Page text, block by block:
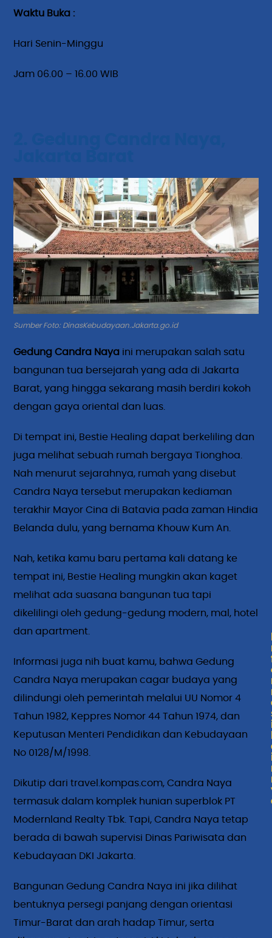
Waktu Buka :
Hari Senin-Minggu
Jam 06.00 – 16.00 WIB
Sumber Foto: DinasKebudayaan.Jakarta.go.id
Gedung Candra Naya ini merupakan salah satu
bangunan tua bersejarah yang ada di Jakarta
Barat, yang hingga sekarang masih berdiri kokoh
dengan gaya oriental dan luas.
Di tempat ini, Bestie Healing dapat berkeliling dan
juga melihat sebuah rumah bergaya Tionghoa.
Nah menurut sejarahnya, rumah yang disebut
Candra Naya tersebut merupakan kediaman
terakhir Mayor Cina di Batavia pada zaman Hindia
Belanda dulu, yang bernama Khouw Kum An.
Nah, ketika kamu baru pertama kali datang ke
tempat ini, Bestie Healing mungkin akan kaget
melihat ada suasana bangunan tua tapi
dikelilingi oleh gedung-gedung modern, mal, hotel
dan apartment.
Informasi juga nih buat kamu, bahwa Gedung
Candra Naya merupakan cagar budaya yang
dilindungi oleh pemerintah melalui UU Nomor 4
Tahun 1982, Keppres Nomor 44 Tahun 1974, dan
Keputusan Menteri Pendidikan dan Kebudayaan
No 0128/M/1998.
Dikutip dari travel.kompas.com, Candra Naya
termasuk dalam komplek hunian superblok PT
Modernland Realty Tbk. Tapi, Candra Naya tetap
berada di bawah supervisi Dinas Pariwisata dan
Kebudayaan DKI Jakarta.
Bangunan Gedung Candra Naya ini jika dilihat
bentuknya persegi panjang dengan orientasi
Timur-Barat dan arah hadap Timur, serta